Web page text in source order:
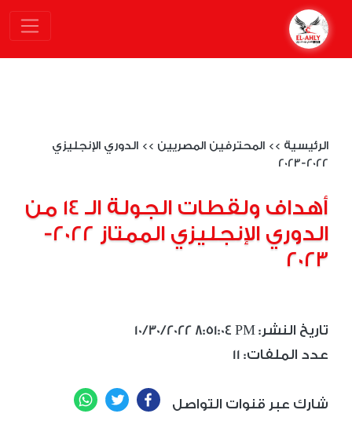
الرئيسية >> المحترفين المصريين >> الدوري الإنجليزي
2022-2023
أهداف ولقطات الجولة الـ 14 من
الدوري الإنجليزي الممتاز 2022-
2023
10/30/2022 8:51:04 PM :تاريخ النشر
11 :عدد الملفات
شارك عبر قنوات التواصل Facebook
Twitter